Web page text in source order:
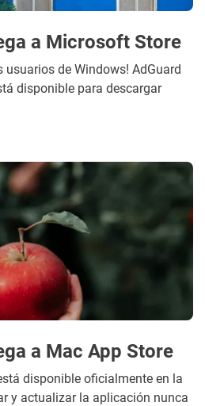
a Microsoft Store
usuarios de Windows! AdGuard
disponible para descargar
a Mac App Store
disponible oficialmente en la
y actualizar la aplicación nunca